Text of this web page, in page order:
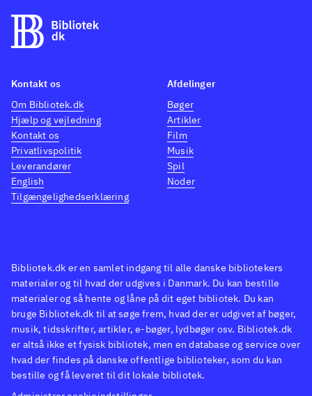
Bibliotek.dk er en samlet indgang til alle danske bibliotekers
materialer og til hvad der udgives i Danmark. Du kan bestille
materialer og så hente og låne på dit eget bibliotek. Du kan
bruge Bibliotek.dk til at søge frem, hvad der er udgivet af bøger,
musik, tidsskrifter, artikler, e-bøger, lydbøger osv. Bibliotek.dk
er altså ikke et fysisk bibliotek, men en database og service over
hvad der findes på danske offentlige biblioteker, som du kan
bestille og få leveret til dit lokale bibliotek.
Kontakt os
Om Bibliotek.dk
Hjælp og vejledning
Kontakt os
Privatlivspolitik
Leverandører
English
Tilgængelighedserklæring
Afdelinger
Bøger
Artikler
Film
Musik
Spil
Noder